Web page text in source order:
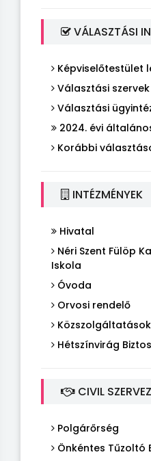
VÁLASZTÁSI
Képviselőtestület
Választási szervek
Választási
2024. évi
Korábbi
INTÉZMÉNYEK
Hivatal
Néri Szent Fülöp
Iskola
Óvoda
Orvosi rendelő
Közszolgáltatások
Hétszínvirág
CIVIL
Polgárőrség
Önkéntes Tűzoltó